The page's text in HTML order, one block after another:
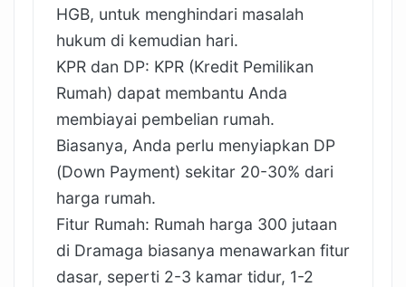
HGB, untuk menghindari masalah
hukum di kemudian hari.
KPR dan DP: KPR (Kredit Pemilikan
Rumah) dapat membantu Anda
membiayai pembelian rumah.
Biasanya, Anda perlu menyiapkan DP
(Down Payment) sekitar 20-30% dari
harga rumah.
Fitur Rumah: Rumah harga 300 jutaan
di Dramaga biasanya menawarkan fitur
dasar, seperti 2-3 kamar tidur, 1-2